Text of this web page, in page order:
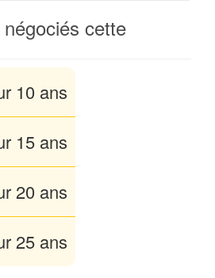
cette
10 ans
15 ans
20 ans
25 ans